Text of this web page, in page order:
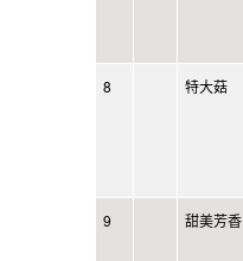
8 特大菇
9 甜美芳香